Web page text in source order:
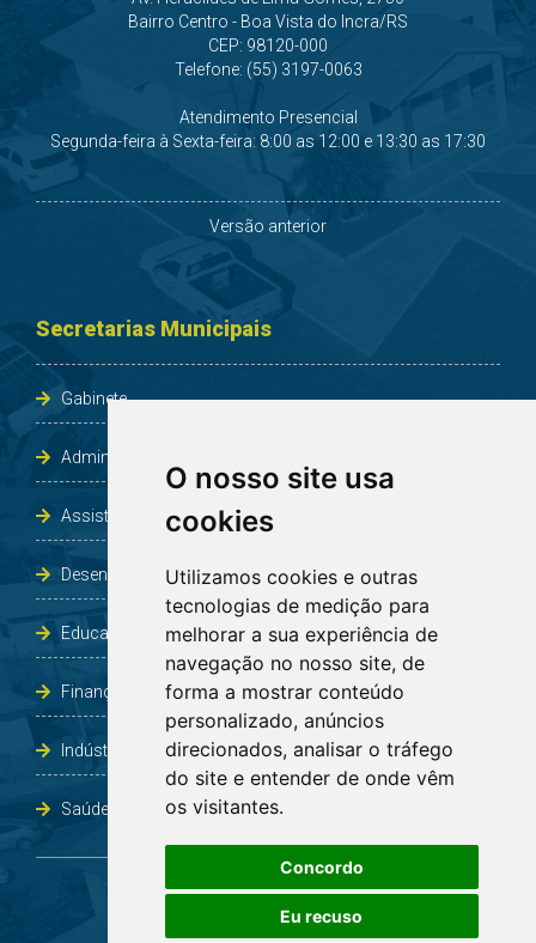
O nosso site usa
cookies
Utilizamos cookies e outras
tecnologias de medição para
melhorar a sua experiência de
navegação no nosso site, de
forma a mostrar conteúdo
personalizado, anúncios
direcionados, analisar o tráfego
do site e entender de onde vêm
os visitantes.
Concordo
Eu recuso
Bairro Centro - Boa Vista do Incra/RS
CEP: 98120-000
Telefone: (55) 3197-0063
Atendimento Presencial
Segunda-feira à Sexta-feira: 8:00 as 12:00 e 13:30 as 17:30
Versão anterior
Secretarias Municipais
Gabinete
Administração e Planejamento
Assistência Social e Habitação
Desenvolvimento e Obras
Educação, Cultura, Desporto, Lazer e Turismo
Finanças
Indústria, Comércio, Agricultura e Meio Ambiente
Saúde